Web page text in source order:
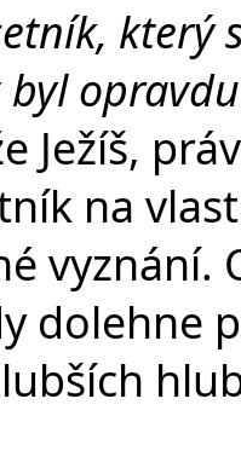
který
byl
Ježíš,
na
vyznání.
dolehne